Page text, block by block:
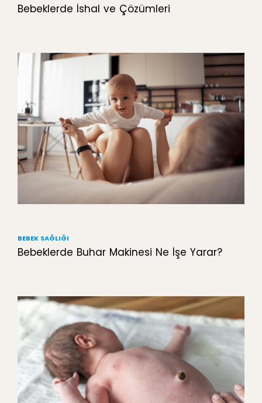
Bebeklerde İshal ve Çözümleri
BEBEK SAĞLIĞI
Bebeklerde Buhar Makinesi Ne İşe Yarar?